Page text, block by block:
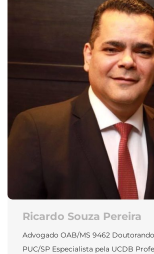
Ricardo Souza Pereira
Advogado OAB/MS 9462
PUC/SP Especialista pela UCDB